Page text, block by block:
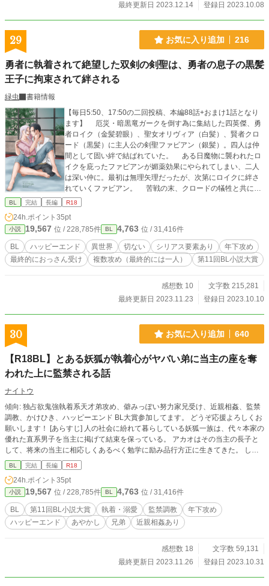
最終更新日 2023.12.14
登録日 2023.10.08
29 お気に入り追加 216
勇者に執着されて絶望した双剣の剣聖は、勇者の息子の黒髪
王子に拘束されて絆される
緑虫
書籍情報
【毎日5:50、17:50の二回投稿、本編88話+おまけ1話となり
ます】 厄災・暗黒竜ガークを倒す為に集結した四英傑、勇
者ロイク（金髪碧眼）、聖女オリヴィア（白髪）、賢者クロ
ード（黒髪）に主人公の剣聖ファビアン（銀髪）。四人は仲
間として固い絆で結ばれていた。 ある日魔物に襲われたロ
イクを庇ったファビアンが媚薬効果にやられてしまい、二人
は深い仲に。最初は無理矢理だったが、次第にロイクに絆さ
れていくファビアン。 苦戦の末、クロードの犠牲と共に厄
災を倒した一行。クロードの分も楽しく生きようと決意した
び、あっさりと結婚してしまった。傷心の中、両親の墓を建
てる為自国に旅立とうと思ったファビアンだったが、なぜか
ロイクが強引に引き留め幸せに暮らす二人の傍で飼い殺しさ
れる日々。 そんな中、新たに出来た恋人を守る為、剣の道
をつき進む。気付けば戦争に巻き込まれ、苦労の末勝利を勝
に大切な人を失い生きる気力を失っていたファビアンの前に
現れたのは、ロイクとオリヴィアの間に生まれた双子。彼ら
じ金髪碧眼で、弟のクロイスは金髪と白髪の夫婦から何故か
生まれた黒髪。二人のお陰で生きがいを見つけたファビアン
に。 ファビアンはクリストフの結婚を機に今度こそ国を去
ろうとしたのだが、何故か目の前にはクロイスがいて――？
ハピエンです。 ムーンさんにも掲載中。
BL 完結 長編 R18
24h.ポイント 35pt
小説 19,567 位 / 228,785件 BL 4,763 位 / 31,416件
BL ハッピーエンド 異世界 切ない シリアス要素あり
年下攻め
最終的におっさん受け
複数攻め（最終的には一人） 第11回BL小説大賞
感想数 10
文字数 215,281
最終更新日 2023.11.23
登録日 2023.10.10
30 お気に入り追加 640
【R18BL】とある妖狐が執着心がヤバい弟に当主の座を奪
われた上に監禁される話
ナイトウ
傾向: 独占欲鬼強執着系天才弟攻め、僻みっぽい努力家兄受け、近親相姦、監禁
調教、かけひき、ハッピーエンド BL大賞参加してます。 どうぞ応援よろしくお
願いします！ [あらすじ] 人の社会に紛れて暮らしている妖狐一族は、代々本家の
優れた直系男子を当主に掲げて結束を保っている。 アカオはその当主の長子と
して、将来の当主に相応しくあるべく勉学に励み品行方正に生きてきた。 しか
し心の奥では自分より遥かに優秀な弟のトキノに対する複雑な感情が渦巻いてい
る。 それでもアカオは弟と表面上は仲良く大学生活を送っていた。 ある日当主
である父が急逝し、遺言で当主に指名されたのはトキノだった。 打ちのめされ
たアカオは、これからは自分の人生を送ろうと家を捨てる決意をして就職先を海
外に変更する。 その事をトキノに告げた途端トキノの態度が急変。 違和感を持
ちながらもその日は眠り、朝目覚めたら寝ていたベッドに拘束された自分と自分
を見下ろすトキノがいた。
BL 完結 長編 R18
24h.ポイント 35pt
小説 19,567 位 / 228,785件 BL 4,763 位 / 31,416件
BL 第11回BL小説大賞 執着・溺愛 監禁調教
年下攻め
ハッピーエンド
あやかし 兄弟 近親相姦あり
感想数 18
文字数 59,131
最終更新日 2023.11.26
登録日 2023.10.31